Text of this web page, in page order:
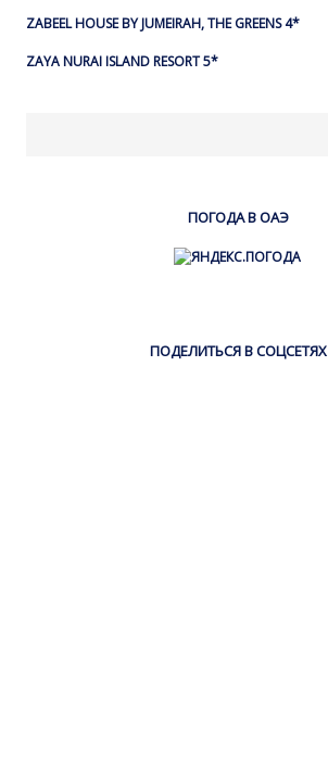
ZABEEL HOUSE BY JUMEIRAH, THE GREENS 4*
ZAYA NURAI ISLAND RESORT 5*
ПОГОДА В ОАЭ
ПОДЕЛИТЬСЯ В СОЦСЕТЯХ